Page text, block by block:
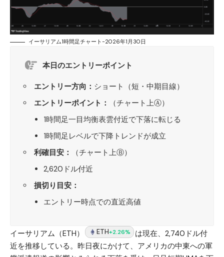
イーサリアム1時間足チャート-2026年1月30日
本日のエントリーポイント
エントリー方向： ショート（短・中期目線）
エントリーポイント：
（チャート上Ⓐ）
1時間足一目均衡表雲付近で下落に転じる
1時間足レベルで下降トレンドが成立
利確目安：
（チャート上Ⓑ）
2,620ドル付近
損切り目安：
エントリー時点での直近高値
イーサリアム（ETH） ETH+2.26%
は現在、2,740ドル付
近を推移している。昨日夜にかけて、アメリカの中東への軍